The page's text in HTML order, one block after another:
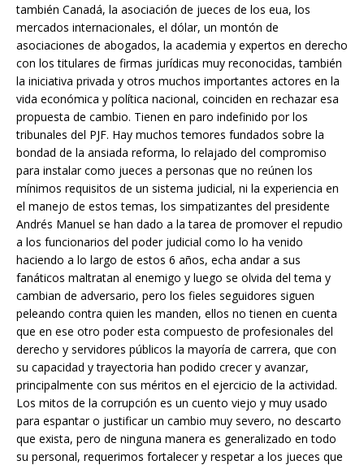
también Canadá, la asociación de jueces de los eua, los
mercados internacionales, el dólar, un montón de
asociaciones de abogados, la academia y expertos en derecho
con los titulares de firmas jurídicas muy reconocidas, también
la iniciativa privada y otros muchos importantes actores en la
vida económica y política nacional, coinciden en rechazar esa
propuesta de cambio. Tienen en paro indefinido por los
tribunales del PJF. Hay muchos temores fundados sobre la
bondad de la ansiada reforma, lo relajado del compromiso
para instalar como jueces a personas que no reúnen los
mínimos requisitos de un sistema judicial, ni la experiencia en
el manejo de estos temas, los simpatizantes del presidente
Andrés Manuel se han dado a la tarea de promover el repudio
a los funcionarios del poder judicial como lo ha venido
haciendo a lo largo de estos 6 años, echa andar a sus
fanáticos maltratan al enemigo y luego se olvida del tema y
cambian de adversario, pero los fieles seguidores siguen
peleando contra quien les manden, ellos no tienen en cuenta
que en ese otro poder esta compuesto de profesionales del
derecho y servidores públicos la mayoría de carrera, que con
su capacidad y trayectoria han podido crecer y avanzar,
principalmente con sus méritos en el ejercicio de la actividad.
Los mitos de la corrupción es un cuento viejo y muy usado
para espantar o justificar un cambio muy severo, no descarto
que exista, pero de ninguna manera es generalizado en todo
su personal, requerimos fortalecer y respetar a los jueces que